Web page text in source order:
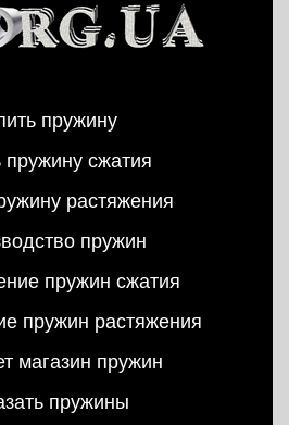
пружину
пружину сжатия
растяжения
пружин
пружин сжатия
пружин растяжения
магазин пружин
пружины